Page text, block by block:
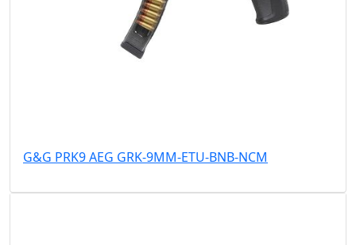
G&G PRK9 AEG GRK-9MM-ETU-BNB-NCM